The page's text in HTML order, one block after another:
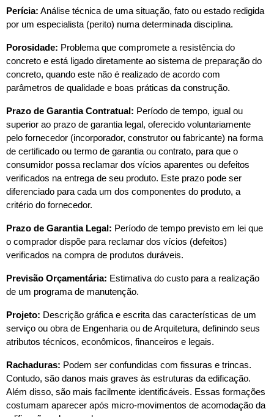
Perícia: Análise técnica de uma situação, fato ou estado redigida
por um especialista (perito) numa determinada disciplina.
Porosidade: Problema que compromete a resistência do
concreto e está ligado diretamente ao sistema de preparação do
concreto, quando este não é realizado de acordo com
parâmetros de qualidade e boas práticas da construção.
Prazo de Garantia Contratual: Período de tempo, igual ou
superior ao prazo de garantia legal, oferecido voluntariamente
pelo fornecedor (incorporador, construtor ou fabricante) na forma
de certificado ou termo de garantia ou contrato, para que o
consumidor possa reclamar dos vícios aparentes ou defeitos
verificados na entrega de seu produto. Este prazo pode ser
diferenciado para cada um dos componentes do produto, a
critério do fornecedor.
Prazo de Garantia Legal: Período de tempo previsto em lei que
o comprador dispõe para reclamar dos vícios (defeitos)
verificados na compra de produtos duráveis.
Previsão Orçamentária: Estimativa do custo para a realização
de um programa de manutenção.
Projeto: Descrição gráfica e escrita das características de um
serviço ou obra de Engenharia ou de Arquitetura, definindo seus
atributos técnicos, econômicos, financeiros e legais.
Rachaduras: Podem ser confundidas com fissuras e trincas.
Contudo, são danos mais graves às estruturas da edificação.
Além disso, são mais facilmente identificáveis. Essas formações
costumam aparecer após micro-movimentos de acomodação da